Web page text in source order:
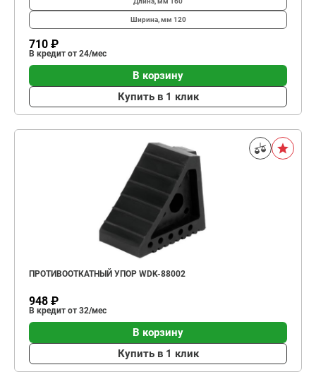
Ширина, мм 120
710 ₽
В кредит от 24/мес
В корзину
Купить в 1 клик
ПРОТИВООТКАТНЫЙ УПОР WDK-88002
948 ₽
В кредит от 32/мес
В корзину
Купить в 1 клик